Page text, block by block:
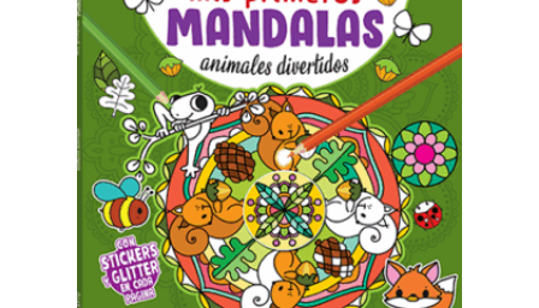
ADD TO CART